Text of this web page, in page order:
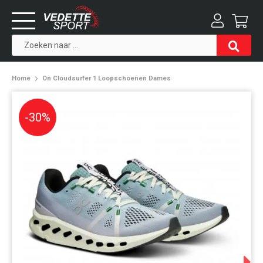
Home On Cloudsurfer 1 Loopschoenen Dames
-30%